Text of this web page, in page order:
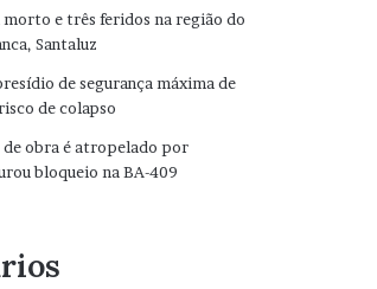
morto e três feridos na região do
Santaluz
de segurança máxima de
de colapso
obra é atropelado por
bloqueio na BA-409